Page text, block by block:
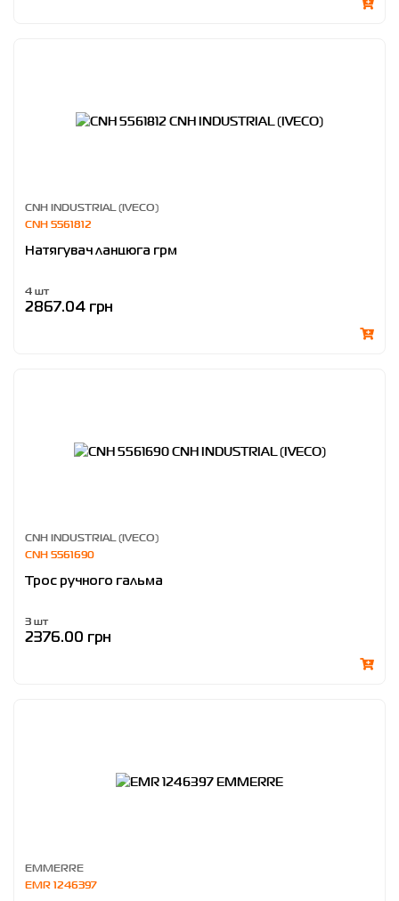
CNH INDUSTRIAL (IVECO)
CNH 5561812
Натягувач ланцюга грм
4 шт
2867.04 грн
CNH INDUSTRIAL (IVECO)
CNH 5561690
Трос ручного гальма
3 шт
2376.00 грн
EMMERRE
EMR 1246397